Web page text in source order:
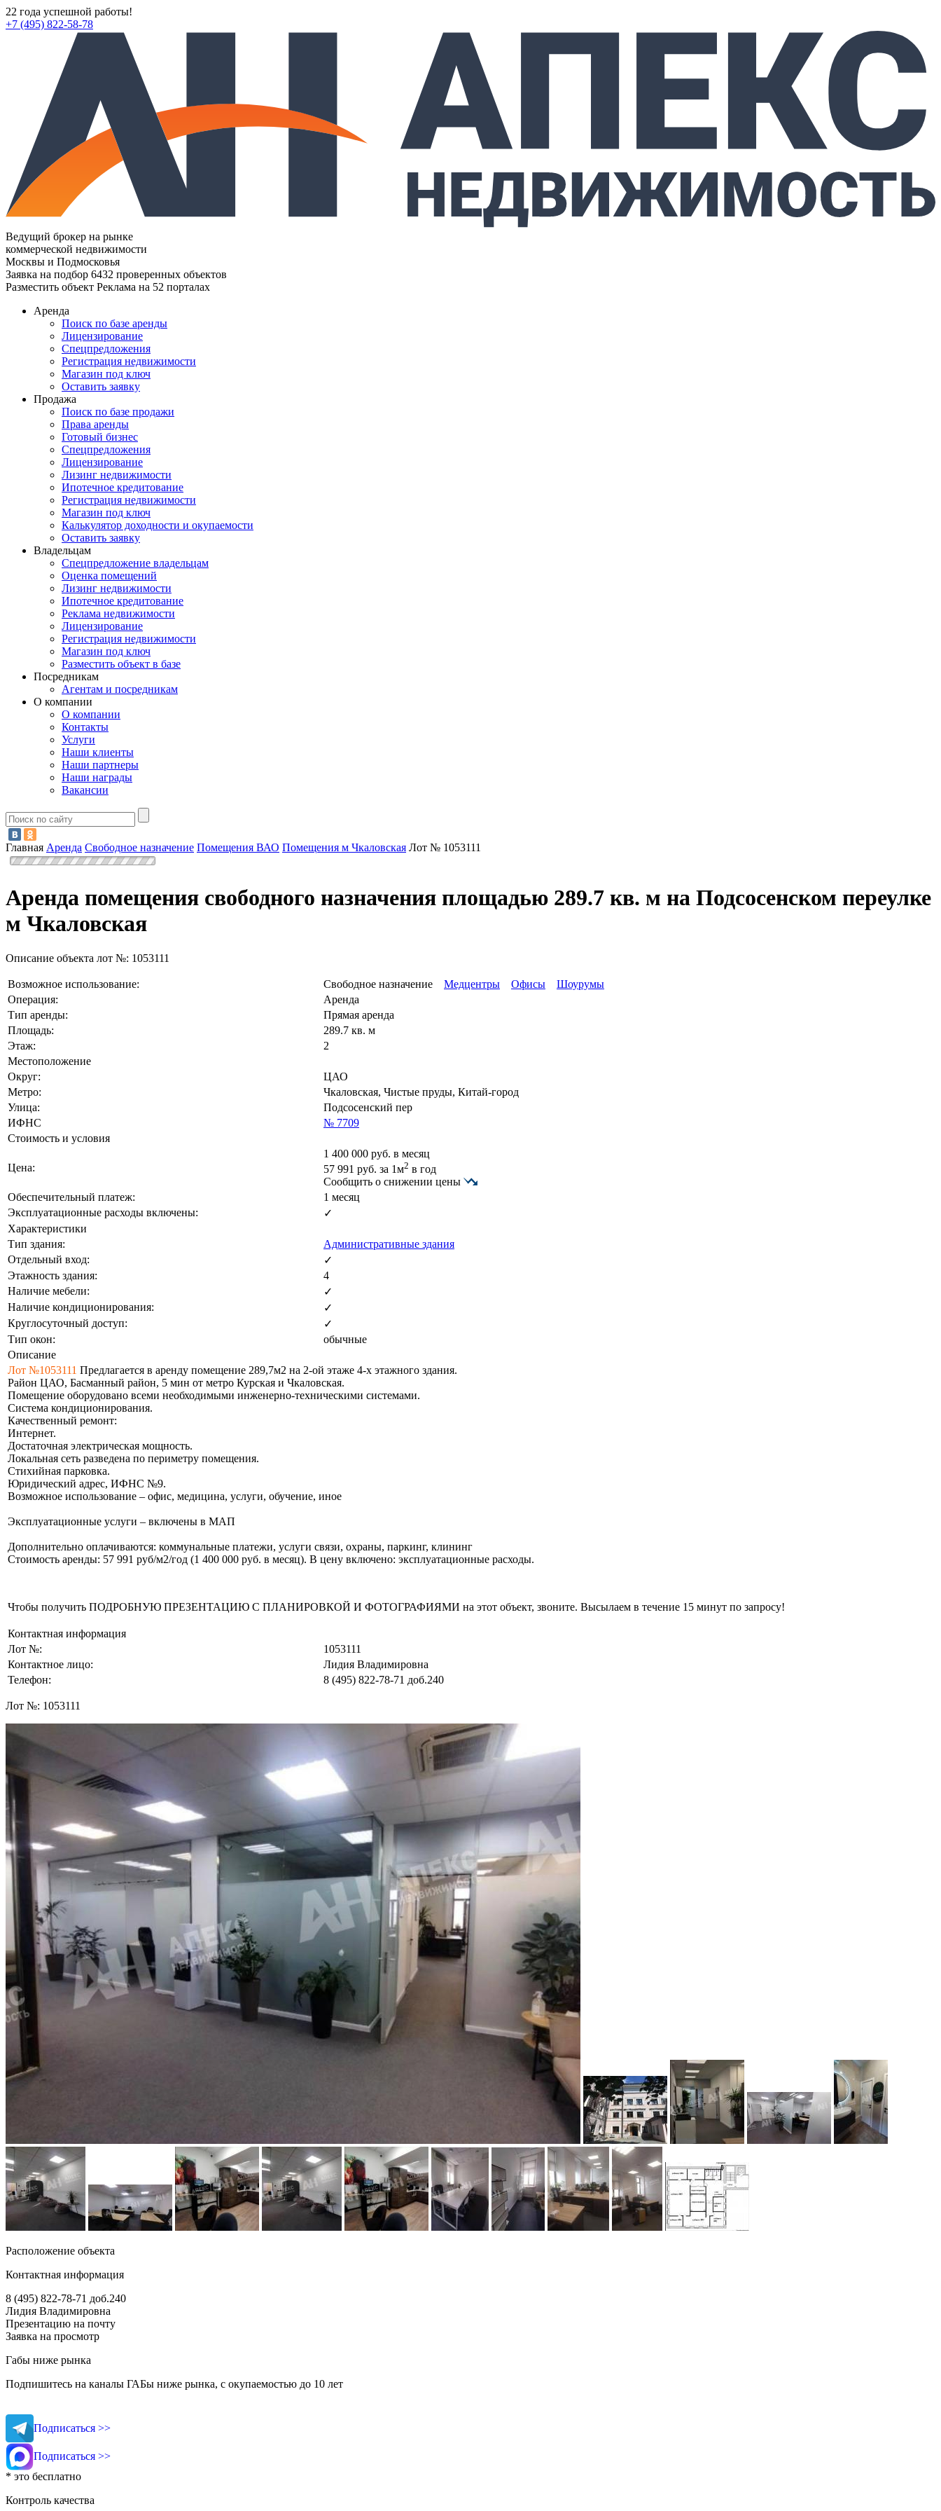
22 года успешной работы!
+7 (495) 822-58-78
Ведущий брокер на рынке
коммерческой недвижимости
Москвы и Подмосковья
Заявка на подбор 6432 проверенных объектов
Разместить объект Реклама на 52 порталах
Аренда
Поиск по базе аренды
Лицензирование
Спецпредложения
Регистрация недвижимости
Магазин под ключ
Оставить заявку
Продажа
Поиск по базе продажи
Права аренды
Готовый бизнес
Спецпредложения
Лицензирование
Лизинг недвижимости
Ипотечное кредитование
Регистрация недвижимости
Магазин под ключ
Калькулятор доходности и окупаемости
Оставить заявку
Владельцам
Спецпредложение владельцам
Оценка помещений
Лизинг недвижимости
Ипотечное кредитование
Реклама недвижимости
Лицензирование
Регистрация недвижимости
Магазин под ключ
Разместить объект в базе
Посредникам
Агентам и посредникам
О компании
О компании
Контакты
Услуги
Наши клиенты
Наши партнеры
Наши награды
Вакансии
Главная Аренда Свободное назначение Помещения ВАО Помещения м Чкаловская Лот № 1053111
Аренда помещения свободного назначения площадью 289.7 кв. м на Подсосенском переулке
м Чкаловская
Описание объекта лот №: 1053111
Возможное использование: Свободное назначение Медцентры Офисы
Шоурумы
Операция:
Аренда
Тип аренды:
Прямая аренда
Площадь:
289.7 кв. м
Этаж:
2
Местоположение
Округ:
ЦАО
Метро:
Чкаловская, Чистые пруды, Китай-город
Улица:
Подсосенский пер
ИФНС
№ 7709
Стоимость и условия
Цена:
1 400 000 руб. в месяц
57 991 руб. за 1м2 в год
Сообщить о снижении цены
Обеспечительный платеж:
1 месяц
Эксплуатационные расходы включены:
✓
Характеристики
Тип здания:
Административные здания
Отдельный вход:
✓
Этажность здания:
4
Наличие мебели:
✓
Наличие кондиционирования:
✓
Круглосуточный доступ:
✓
Тип окон:
обычные
Описание
Лот №1053111 Предлагается в аренду помещение 289,7м2 на 2-ой этаже 4-х этажного здания.
Район ЦАО, Басманный район, 5 мин от метро Курская и Чкаловская.
Помещение оборудовано всеми необходимыми инженерно-техническими системами.
Система кондиционирования.
Качественный ремонт:
Интернет.
Достаточная электрическая мощность.
Локальная сеть разведена по периметру помещения.
Стихийная парковка.
Юридический адрес, ИФНС №9.
Возможное использование – офис, медицина, услуги, обучение, иное
Эксплуатационные услуги – включены в МАП
Дополнительно оплачиваются: коммунальные платежи, услуги связи, охраны, паркинг, клининг
Стоимость аренды: 57 991 руб/м2/год (1 400 000 руб. в месяц). В цену включено: эксплуатационные расходы.
Чтобы получить ПОДРОБНУЮ ПРЕЗЕНТАЦИЮ С ПЛАНИРОВКОЙ И ФОТОГРАФИЯМИ на этот объект, звоните. Высылаем в течение 15 минут по запросу!
Контактная информация
Лот №:
1053111
Контактное лицо:
Лидия Владимировна
Телефон:
8 (495) 822-78-71 доб.240
Лот №: 1053111
Расположение объекта
Контактная информация
8 (495) 822-78-71 доб.240
Лидия Владимировна
Презентацию на почту
Заявка на просмотр
Габы ниже рынка
Подпишитесь на каналы ГАБы ниже рынка, с окупаемостью до 10 лет
Подписаться >>
Подписаться >>
* это бесплатно
Контроль качества